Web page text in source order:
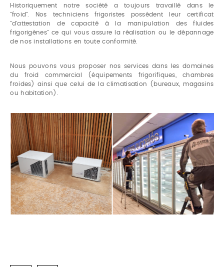
Historiquement notre société a toujours travaillé dans le
"froid". Nos techniciens frigoristes possédent leur certificat
"d'attestation de capacité à la manipulation des fluides
frigorigènes" ce qui vous assure la réalisation ou le dépannage
de nos installations en toute conformité.
Nous pouvons vous proposer nos services dans les domaines
du froid commercial (équipements frigorifiques, chambres
froides) ainsi que celui de la climatisation (bureaux, magasins
ou habitation).